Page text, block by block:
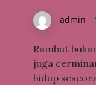
admin
Rambut
juga
hidup